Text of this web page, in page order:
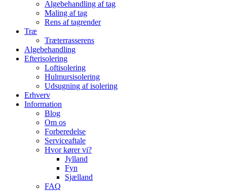
Algebehandling af tag
Maling af tag
Rens af tagrender
Træ
Træterrasserens
Algebehandling
Efterisolering
Loftisolering
Hulmursisolering
Udsugning af isolering
Erhverv
Information
Blog
Om os
Forberedelse
Serviceaftale
Hvor kører vi?
Jylland
Fyn
Sjælland
FAQ